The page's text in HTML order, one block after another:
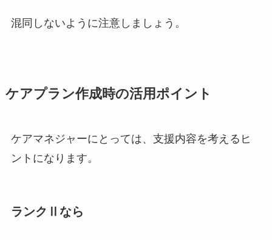
混同しないように注意しましょう。
ケアプラン作成時の活用ポイント
ケアマネジャーにとっては、支援内容を考えるヒ
ントになります。
ランクⅡなら